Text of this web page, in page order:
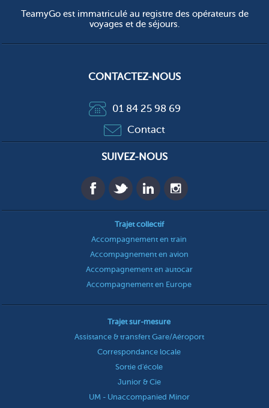
TeamyGo est immatriculé au registre des opérateurs de
voyages et de séjours.
CONTACTEZ-NOUS
01 84 25 98 69
Contact
SUIVEZ-NOUS
Trajet collectif
Accompagnement en train
Accompagnement en avion
Accompagnement en autocar
Accompagnement en Europe
Trajet sur-mesure
Assistance & transfert Gare/Aéroport
Correspondance locale
Sortie d'école
Junior & Cie
UM - Unaccompanied Minor